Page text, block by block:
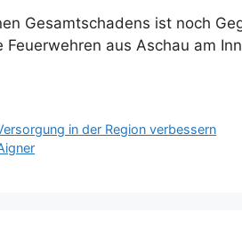
Gesamtschadens ist noch
aus Aschau am
in der Region verbessern